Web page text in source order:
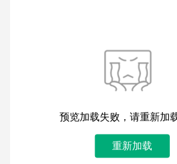
预览加载失败，请重新加
重新加载